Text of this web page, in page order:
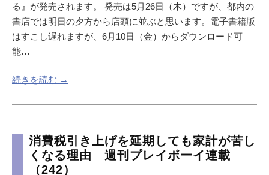
る』が発売されます。 発売は5月26日（木）ですが、都内の
書店では明日の夕方から店頭に並ぶと思います。電子書籍版
はすこし遅れますが、6月10日（金）からダウンロード可
能…
続きを読む →
消費税引き上げを延期しても家計が苦し
くなる理由 週刊プレイボーイ連載
（242）